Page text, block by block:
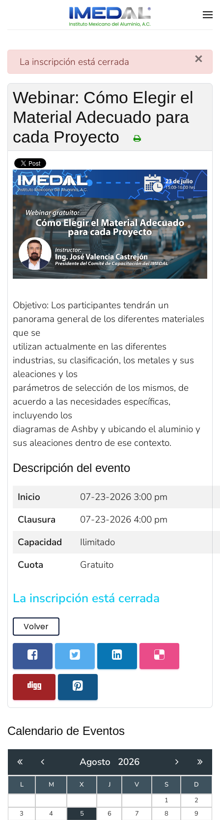
Skip to main content
×
danger
La inscripción está cerrada
Webinar: Cómo Elegir el
Material Adecuado para
cada Proyecto
Objetivo: Los participantes tendrán un
panorama general de los diferentes materiales
que se
utilizan actualmente en las diferentes
industrias, su clasificación, los metales y sus
aleaciones y los
parámetros de selección de los mismos, de
acuerdo a las necesidades específicas,
incluyendo los
diagramas de Ashby y ubicando el aluminio y
sus aleaciones dentro de ese contexto.
Descripción del evento
Inicio
07-23-2026 3:00 pm
Clausura
07-23-2026 4:00 pm
Capacidad
Ilimitado
Cuota
Gratuito
La inscripción está cerrada
Volver
Calendario de Eventos
Agosto 2026
L M X J V S
D
1
2
3
4 5 6 7 8
9